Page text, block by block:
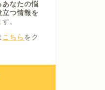
あなたの悩
立つ情報を
。
こちら をク